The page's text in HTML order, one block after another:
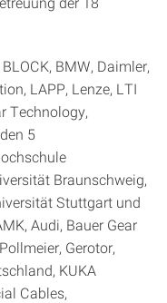
BMW, Daimler,
LAPP, Lenze, LTI
Technology,
5
Braunschweig,
Stuttgart und
Audi, Bauer Gear
Gerotor,
KUKA
Cables,